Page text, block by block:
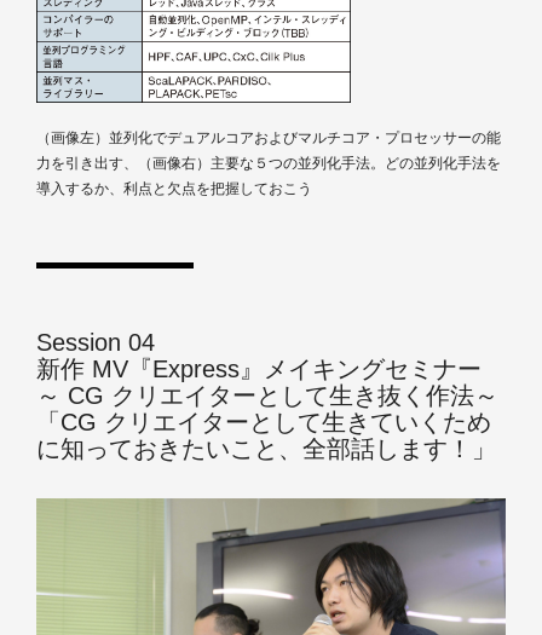
（画像左）並列化でデュアルコアおよびマルチコア・プロセッサーの能
力を引き出す、（画像右）主要な５つの並列化手法。どの並列化手法を
導入するか、利点と欠点を把握しておこう
Session 04
新作 MV『Express』メイキングセミナー
～ CG クリエイターとして生き抜く作法～
「CG クリエイターとして生きていくため
に知っておきたいこと、全部話します！」